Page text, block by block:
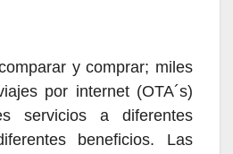
y comprar; miles
por internet (OTA´s)
servicios a diferentes
beneficios. Las